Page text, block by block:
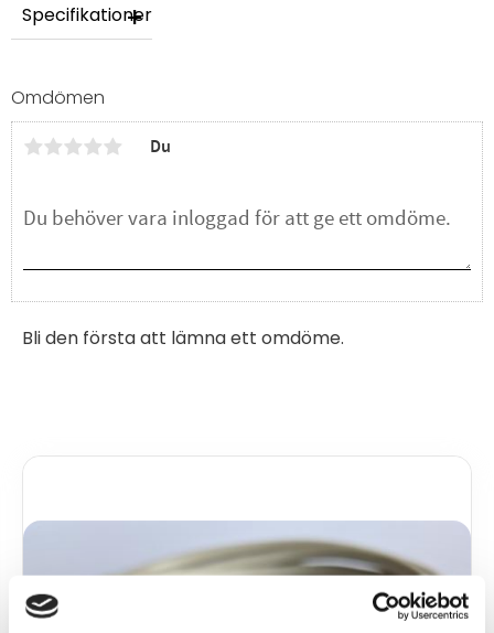
Specifikationer
Omdömen
Du
Bli den första att lämna ett omdöme.